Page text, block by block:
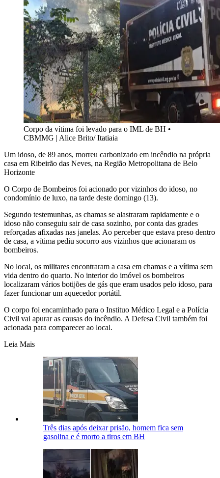
Corpo da vítima foi levado para o IML de BH •
CBMMG | Alice Brito/ Itatiaia
Um idoso, de 89 anos, morreu carbonizado em incêndio na própria
casa em Ribeirão das Neves, na Região Metropolitana de Belo
Horizonte
O Corpo de Bombeiros foi acionado por vizinhos do idoso, no
condomínio de luxo, na tarde deste domingo (13).
Segundo testemunhas, as chamas se alastraram rapidamente e o
idoso não conseguiu sair de casa sozinho, por conta das grades
reforçadas afixadas nas janelas. Ao perceber que estava preso dentro
de casa, a vítima pediu socorro aos vizinhos que acionaram os
bombeiros.
No local, os militares encontraram a casa em chamas e a vítima sem
vida dentro do quarto. No interior do imóvel os bombeiros
localizaram vários botijões de gás que eram usados pelo idoso, para
fazer funcionar um aquecedor portátil.
O corpo foi encaminhado para o Instituo Médico Legal e a Polícia
Civil vai apurar as causas do incêndio. A Defesa Civil também foi
acionada para comparecer ao local.
Leia Mais
Três dias após deixar prisão, homem fica sem
gasolina e é morto a tiros em BH